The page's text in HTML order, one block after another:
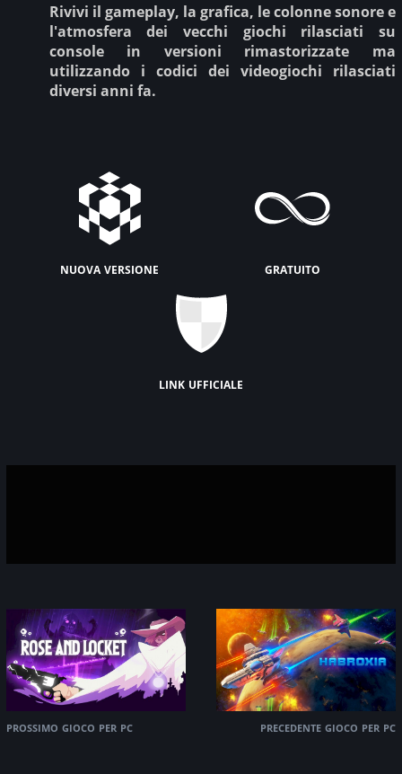
Rivivi il gameplay, la grafica, le colonne sonore e
l'atmosfera dei vecchi giochi rilasciati su
console in versioni rimastorizzate ma
utilizzando i codici dei videogiochi rilasciati
diversi anni fa.
nuova versione gratuito
link ufficiale
prossimo gioco per pc precedente gioco per pc